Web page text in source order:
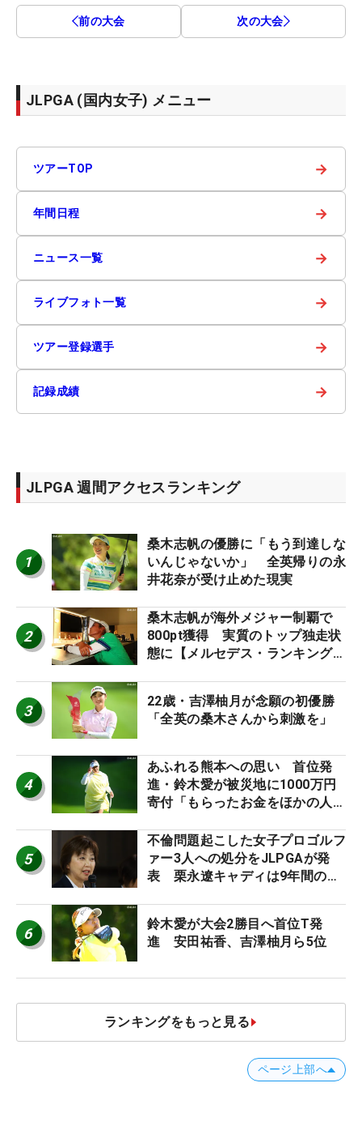
前の大会 次の大会
JLPGA (国内女子) メニュー
ツアーTOP →
年間日程 →
ニュース一覧 →
ライブフォト一覧 →
ツアー登録選手 →
記録成績 →
JLPGA 週間アクセスランキング
1
桑木志帆の優勝に「もう到達しな
いんじゃないか」 全英帰りの永
井花奈が受け止めた現実
2
桑木志帆が海外メジャー制覇で
800pt獲得 実質のトップ独走状
態に【メルセデス・ランキング番
3
22歳・吉澤柚月が念願の初優勝
「全英の桑木さんから刺激を」
4
あふれる熊本への思い 首位発
進・鈴木愛が被災地に1000万円
寄付「もらったお金をほかの人
5
不倫問題起こした女子プロゴルフ
ァー3人への処分をJLPGAが発
表 栗永遼キャディは9年間の立
6
鈴木愛が大会2勝目へ首位T発
進 安田祐香、吉澤柚月ら5位
ランキングをもっと見る
ページ上部へ